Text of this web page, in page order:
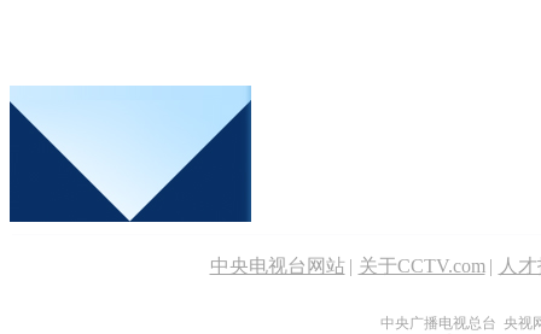
中央电视台网站 | 关于CCTV.com | 人
中央广播电视总台 央视